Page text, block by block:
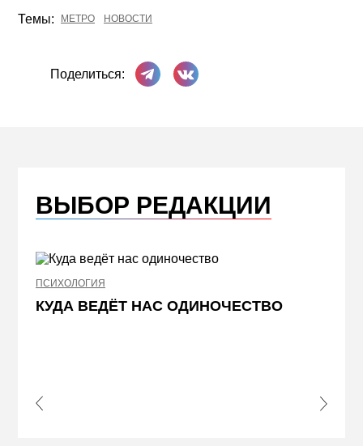
Темы: МЕТРО НОВОСТИ
Поделиться:
Поделиться в Телеграме
Поделиться ВКонтакте
ВЫБОР РЕДАКЦИИ
ПСИХОЛОГИЯ
КУДА ВЕДЁТ НАС ОДИНОЧЕСТВО
Slide
Next